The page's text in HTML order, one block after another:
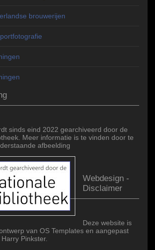
brouwerijen
sinds eind 2022 gearchiveerd door de
Meer informatie is te vinden door te
afbeelding
Webdesign -
Disclaimer
Deze website is
van OS Templates en aangepast
Pinkster.